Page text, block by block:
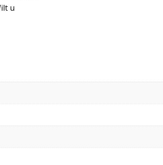
u